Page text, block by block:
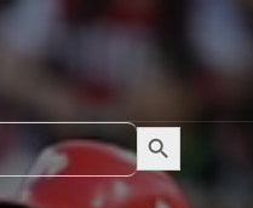
Search Search Button